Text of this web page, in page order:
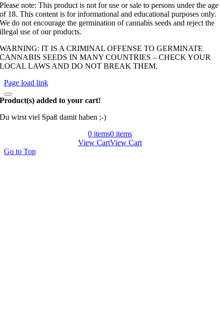
Please note: This product is not for use or sale to persons under the age
of 18. This content is for informational and educational purposes only.
We do not encourage the germination of cannabis seeds and reject the
illegal use of our products.
WARNING: IT IS A CRIMINAL OFFENSE TO GERMINATE
CANNABIS SEEDS IN MANY COUNTRIES – CHECK YOUR
LOCAL LAWS AND DO NOT BREAK THEM.
Page load link
Product(s) added to your cart!
Du wirst viel Spaß damit haben ;-)
0 items0 items
View CartView Cart
Go to Top